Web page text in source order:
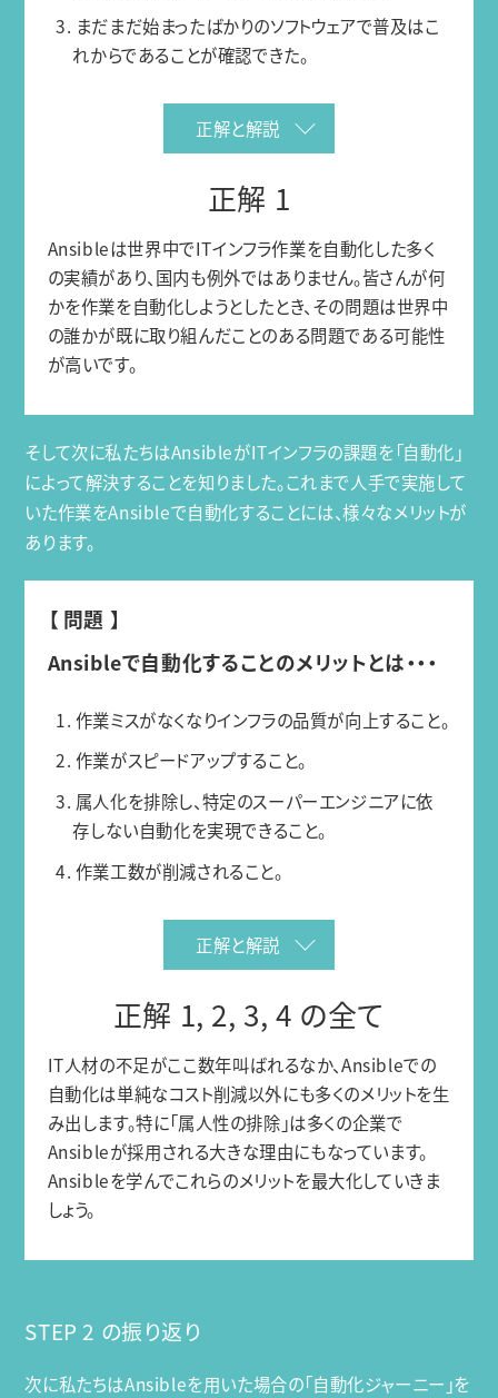
3. まだまだ始まったばかりのソフトウェアで普及はこ
れからであることが確認できた。
正解と解説
正解 1
Ansibleは世界中でITインフラ作業を自動化した多く
の実績があり、国内も例外ではありません。皆さんが何
かを作業を自動化しようとしたとき、その問題は世界中
の誰かが既に取り組んだことのある問題である可能性
が高いです。
そして次に私たちはAnsibleがITインフラの課題を「自動化」
によって解決することを知りました。これまで人手で実施して
いた作業をAnsibleで自動化することには、様々なメリットが
あります。
【 問題 】
Ansibleで自動化することのメリットとは・・・
1. 作業ミスがなくなりインフラの品質が向上すること。
2. 作業がスピードアップすること。
3. 属人化を排除し、特定のスーパーエンジニアに依
存しない自動化を実現できること。
4. 作業工数が削減されること。
正解と解説
正解 1, 2, 3, 4 の全て
IT人材の不足がここ数年叫ばれるなか、Ansibleでの
自動化は単純なコスト削減以外にも多くのメリットを生
み出します。特に「属人性の排除」は多くの企業で
Ansibleが採用される大きな理由にもなっています。
Ansibleを学んでこれらのメリットを最大化していきま
しょう。
STEP 2 の振り返り
次に私たちはAnsibleを用いた場合の「自動化ジャーニー」を